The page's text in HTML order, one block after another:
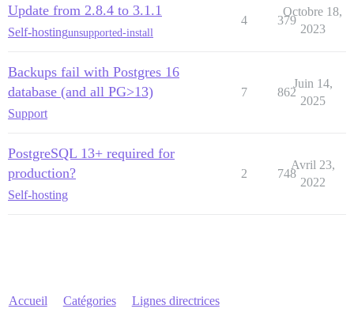
Update from 2.8.4 to 3.1.1
Self-hostingunsupported-install
4 379
Octobre 18,
2023
Backups fail with Postgres 16
database (and all PG>13)
Support
7 862
Juin 14,
2025
PostgreSQL 13+ required for
production?
Self-hosting
2 748
Avril 23,
2022
Accueil Catégories Lignes directrices